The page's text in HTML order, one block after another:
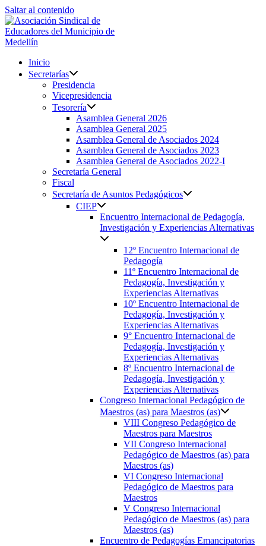
Saltar al contenido
Inicio
Secretarías
Presidencia
Vicepresidencia
Tesorería
Asamblea General 2026
Asamblea General 2025
Asamblea General de Asociados 2024
Asamblea General de Asociados 2023
Asamblea General de Asociados 2022-I
Secretaría General
Fiscal
Secretaría de Asuntos Pedagógicos
CIEP
Encuentro Internacional de Pedagogía,
Investigación y Experiencias Alternativas
12º Encuentro Internacional de
Pedagogía
11º Encuentro Internacional de
Pedagogía, Investigación y
Experiencias Alternativas
10º Encuentro Internacional de
Pedagogía, Investigación y
Experiencias Alternativas
9° Encuentro Internacional de
Pedagogía, Investigación y
Experiencias Alternativas
8º Encuentro Internacional de
Pedagogía, Investigación y
Experiencias Alternativas
Congreso Internacional Pedagógico de
Maestros (as) para Maestros (as)
VIII Congreso Pedagógico de
Maestros para Maestros
VII Congreso Internacional
Pedagógico de Maestros (as) para
Maestros (as)
VI Congreso Internacional
Pedagógico de Maestros para
Maestros
V Congreso Internacional
Pedagógico de Maestros (as) para
Maestros (as)
Encuentro de Pedagogías Emancipatorias